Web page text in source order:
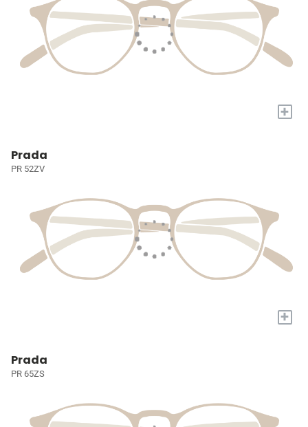
+
Prada
PR 52ZV
+
Prada
PR 65ZS